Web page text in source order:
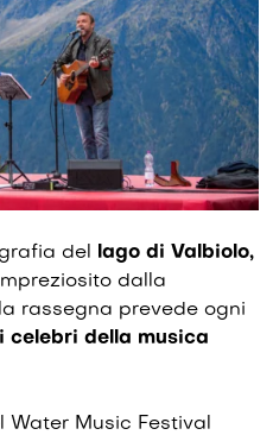
del lago di Valbiolo,
dalla
rassegna prevede ogni
celebri della musica
Water Music Festival